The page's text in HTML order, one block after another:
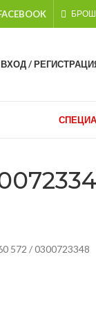
ВХОД /
/ 0300723348